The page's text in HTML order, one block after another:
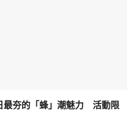
最夯的「蜂」潮魅力 活動限